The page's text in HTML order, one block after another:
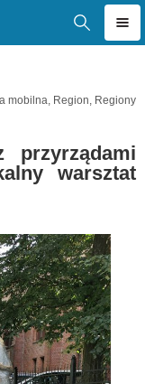
mobilna, Region, Regiony
przyrządami
warsztat